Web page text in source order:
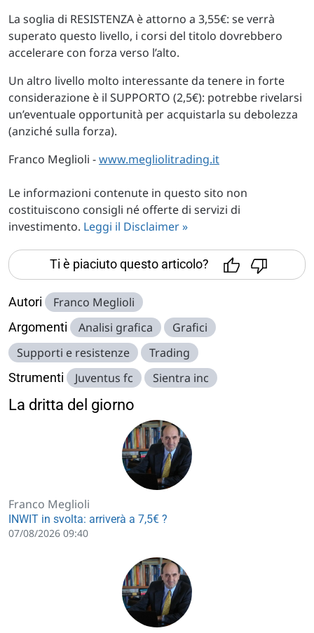
La soglia di RESISTENZA è attorno a 3,55€: se verrà
superato questo livello, i corsi del titolo dovrebbero
accelerare con forza verso l’alto.
Un altro livello molto interessante da tenere in forte
considerazione è il SUPPORTO (2,5€): potrebbe rivelarsi
un’eventuale opportunità per acquistarla su debolezza
(anziché sulla forza).
Franco Meglioli -www.megliolitrading.it
Le informazioni contenute in questo sito non
costituiscono consigli né offerte di servizi di
investimento. Leggi il Disclaimer »
Ti è piaciuto questo articolo?
Autori Franco Meglioli
Argomenti Analisi grafica
Grafici
Supporti e resistenze
Trading
Strumenti Juventus fc Sientra inc
La dritta del giorno
Franco Meglioli
INWIT in svolta: arriverà a 7,5€ ?
07/08/2026 09:40